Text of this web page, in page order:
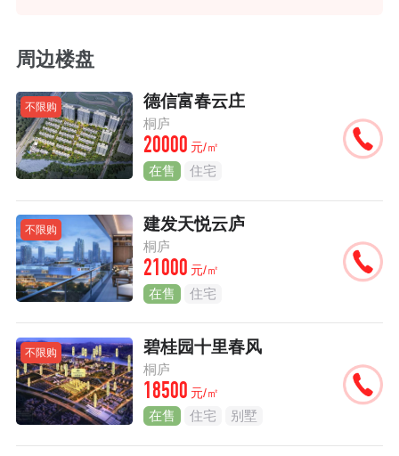
周边楼盘
不限购 德信富春云庄
桐庐
20000 元/㎡
在售 住宅
不限购 建发天悦云庐
桐庐
21000 元/㎡
在售 住宅
不限购 碧桂园十里春风
桐庐
18500 元/㎡
在售 住宅 别墅